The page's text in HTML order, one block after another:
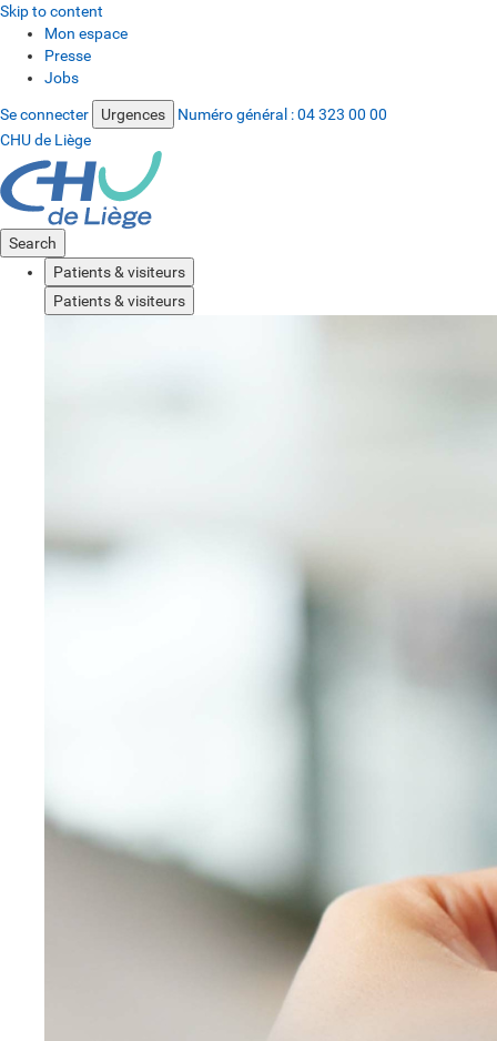
Skip to content
Mon espace
Presse
Jobs
Se connecter Urgences Numéro général :04 323 00 00
CHU de Liège
Search
Patients & visiteurs
Patients & visiteurs